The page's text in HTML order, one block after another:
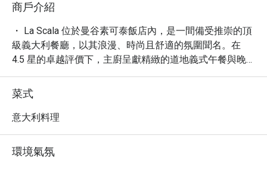
商戶介紹
・ La Scala 位於曼谷素可泰飯店內，是一間備受推崇的頂
級義大利餐廳，以其浪漫、時尚且舒適的氛圍聞名。在
4.5 星的卓越評價下，主廚呈獻精緻的道地義式午餐與晚
餐，從經典開胃菜到手工義大利麵，每道菜餚都彰顯義大
利美食的精髓。無論是浪漫約會或奢華餐敘，這裡都是品
味非凡義式料理的理想之選，提供酒吧及免費 Wi-Fi 等便
利設施。
您的奢華義式饗宴更加超值。
菜式
意大利料理
環境氣氛